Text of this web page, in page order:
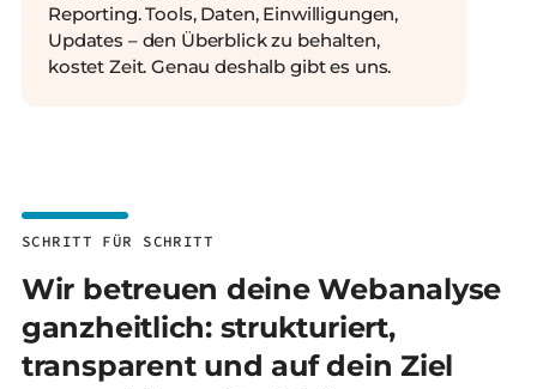
Reporting. Tools, Daten, Einwilligungen,
Updates – den Überblick zu behalten,
kostet Zeit. Genau deshalb gibt es uns.
SCHRITT FÜR SCHRITT
Wir betreuen deine Webanalyse
ganzheitlich: strukturiert,
transparent und auf dein Ziel